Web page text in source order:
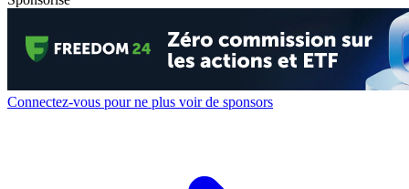
Connectez-vous pour ne plus voir de sponsors